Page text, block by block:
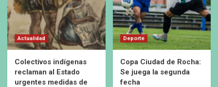
Actualidad
Colectivos indígenas
reclaman al Estado
urgentes medidas de
Deporte
Copa Ciudad de Rocha:
Se juega la segunda
fecha